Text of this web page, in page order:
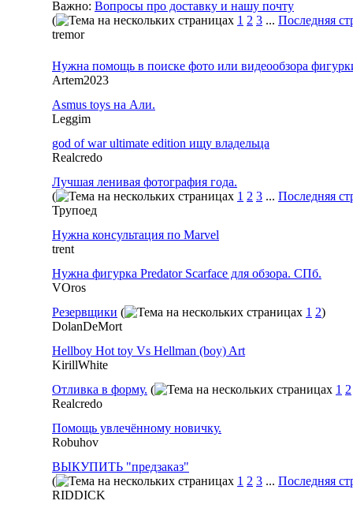
Важно: Вопросы про доставку и нашу почту
(
1 2 3 ... Последняя
tremor
Нужна помощь в поиске фото или видеообзора
Artem2023
Asmus toys на Али.
Leggim
god of war ultimate edition ищу владельца
Realcredo
Лучшая ленивая фотография года.
(
1 2 3 ... Последняя
Трупоед
Нужна консультация по Marvel
trent
Нужна фигурка Predator Scarface для обзора. СПб.
VOros
Резервщики ( 1 2)
DolanDeMort
Hellboy Hot toy Vs Hellman (boy) Art
KirillWhite
Отливка в форму. ( 1 2
Realcredo
Помощь увлечённому новичку.
Robuhov
ВЫКУПИТЬ "предзаказ"
(
1 2 3 ... Последняя
RIDDICK